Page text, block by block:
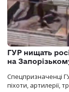
ГУР нищать
на
Спецпризначенці
піхоти, артилерії,